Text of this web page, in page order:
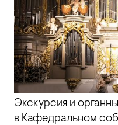
Экскурсия и
в Кафедральном